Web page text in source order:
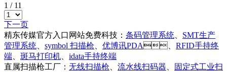
1 / 11
下一页
精东传媒官方入口网站免费科技： 条码管理系统
SMT生产
管理系统
symbol 扫描枪 优博讯PDA、 RFID手持终
端
斑马打印机
idata手持终端
直属扫描枪工厂： 无线扫描枪 流水线扫码器
固定式工业扫